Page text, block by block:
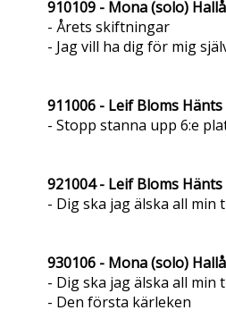
910109 - Mona (solo)
- Årets skiftningar
- Jag vill ha dig för mig
911006 - Leif Bloms
- Stopp stanna upp 6:e
921004 - Leif Bloms
- Dig ska jag älska all min
930106 - Mona (solo)
- Dig ska jag älska all min
- Den första kärleken